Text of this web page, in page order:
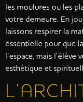
les moulures ou les
votre demeure. En
laissons respirer la
essentielle pour que
l’espace, mais
esthétique et